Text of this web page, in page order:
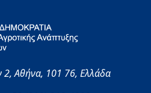
2,Αθήνα, 101 76, Ελλάδα